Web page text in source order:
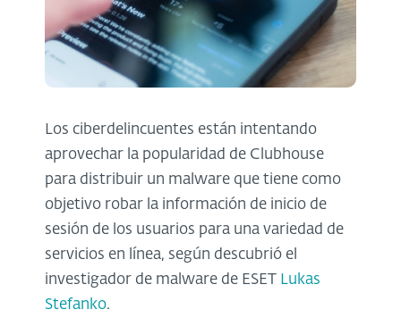
Los ciberdelincuentes están intentando
aprovechar la popularidad de Clubhouse
para distribuir un malware que tiene como
objetivo robar la información de inicio de
sesión de los usuarios para una variedad de
servicios en línea, según descubrió el
investigador de malware de ESET Lukas
Stefanko.